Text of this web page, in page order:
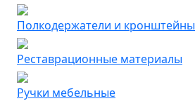
Полкодержатели и кронштейны
Реставрационные материалы
Ручки мебельные